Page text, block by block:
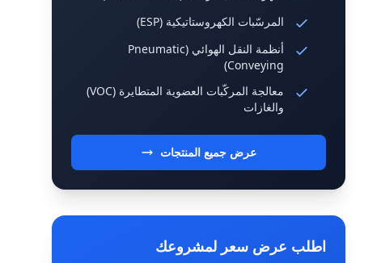
المرسّبات الكهروستاتيكية (ESP)
أنظمة النقل الهوائي (Pneumatic
Conveying)
معالجة المركّبات العضوية المتطايرة (VOC)
والغازات
عرض جميع المنتجات
اطلب عرض سعر لمشروعك